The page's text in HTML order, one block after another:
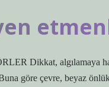
Dikkat, algılamaya
göre çevre, beyaz